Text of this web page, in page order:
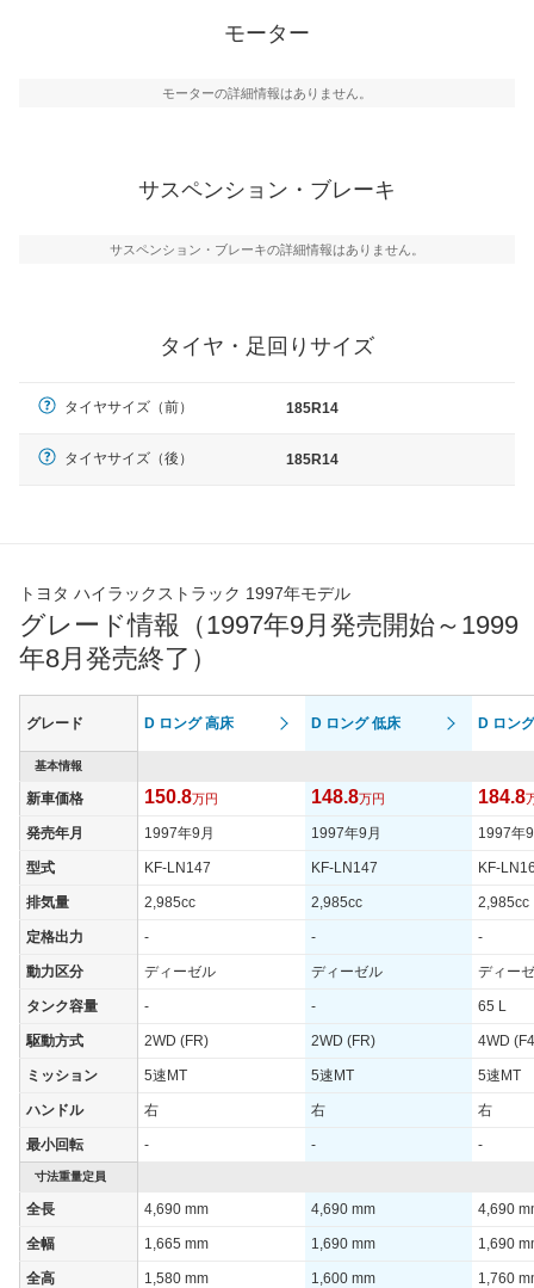
モーター
モーターの詳細情報はありません。
サスペンション・ブレーキ
サスペンション・ブレーキの詳細情報はありません。
タイヤ・足回りサイズ
タイヤサイズ（前） 185R14
タイヤサイズ（後） 185R14
トヨタ ハイラックストラック 1997年モデル
グレード情報（1997年9月発売開始～1999
年8月発売終了）
グレード D ロング 高床 D ロング 低床 D ロン
基本情報
新車価格 150.8万円 148.8万円 184.8
発売年月 1997年9月 1997年9月 1997年
型式 KF-LN147 KF-LN147 KF-
排気量 2,985cc 2,985cc 2,985cc
定格出力 - - -
動力区分 ディーゼル ディーゼル ディー
タンク容量 - - 65 L
駆動方式 2WD (FR) 2WD (FR) 4WD
ミッション 5速MT 5速MT 5速MT
ハンドル 右 右 右
最小回転 - - -
寸法重量定員
全長 4,690 mm 4,690 mm 4,690
全幅 1,665 mm 1,690 mm 1,690
全高 1,580 mm 1,600 mm 1,760